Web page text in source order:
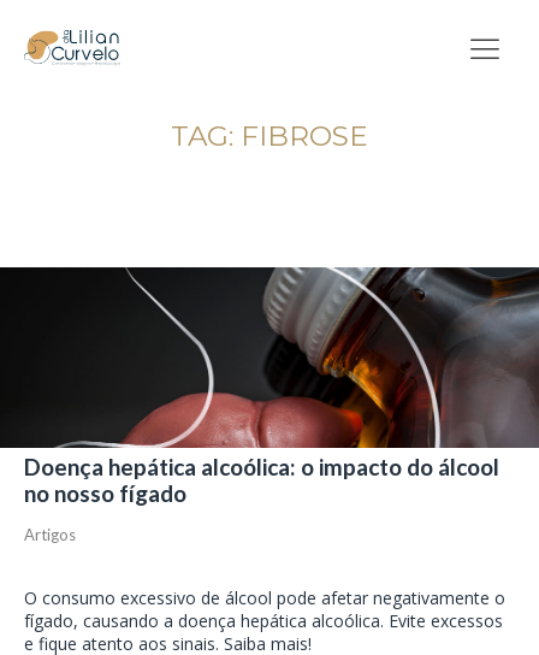
TAG: FIBROSE
Doença hepática alcoólica: o impacto do álcool
no nosso fígado
Artigos
O consumo excessivo de álcool pode afetar negativamente o
fígado, causando a doença hepática alcoólica. Evite excessos
e fique atento aos sinais. Saiba mais!